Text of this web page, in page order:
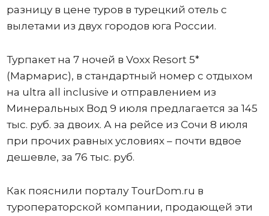
разницу в цене туров в турецкий отель с
вылетами из двух городов юга России.
Турпакет на 7 ночей в Voxx Resort 5*
(Мармарис), в стандартный номер с отдыхом
на ultra all inclusive и отправлением из
Минеральных Вод 9 июля предлагается за 145
тыс. руб. за двоих. А на рейсе из Сочи 8 июля
при прочих равных условиях – почти вдвое
дешевле, за 76 тыс. руб.
Как пояснили порталу TourDom.ru в
туроператорской компании, продающей эти